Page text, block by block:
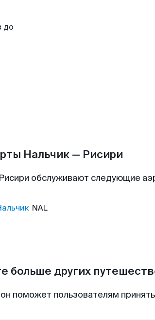
до
Нальчик — Рисири
обслуживают следующие
NAL
больше других
поможет пользователям